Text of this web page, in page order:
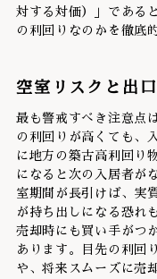
対する対価）」である
の利回りなのかを徹底
空室リスクと出
最も警戒すべき注意点
の利回りが高くても、
に地方の築古高利回り
になると次の入居者が
室期間が長引けば、実
が持ち出しになる恐れ
売却時にも買い手がつ
あります。目先の利回
や、将来スムーズに売